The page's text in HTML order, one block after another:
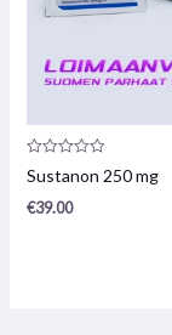
Productrecensie:
0
5
Sustanon 250 mg
€39.00